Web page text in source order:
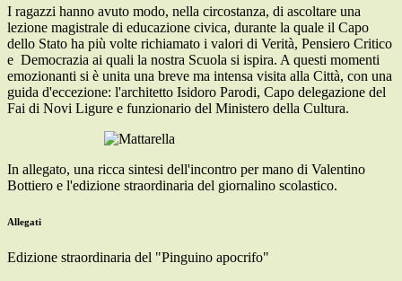
I ragazzi hanno avuto modo, nella circostanza, di ascoltare una
lezione magistrale di educazione civica, durante la quale il Capo
dello Stato ha più volte richiamato i valori di Verità, Pensiero Critico
e Democrazia ai quali la nostra Scuola si ispira. A questi momenti
emozionanti si è unita una breve ma intensa visita alla Città, con una
guida d'eccezione: l'architetto Isidoro Parodi, Capo delegazione del
Fai di Novi Ligure e funzionario del Ministero della Cultura.
In allegato, una ricca sintesi dell'incontro per mano di Valentino
Bottiero e l'edizione straordinaria del giornalino scolastico.
Allegati
Edizione straordinaria del "Pinguino apocrifo"